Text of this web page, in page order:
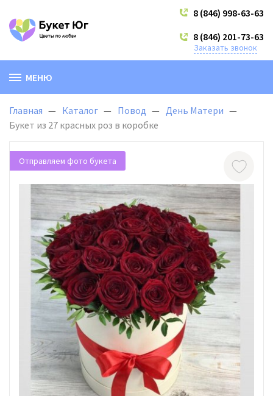
8 (846) 998-63-63
8 (846) 201-73-63
Заказать звонок
МЕНЮ
Главная Каталог Повод
День Матери
Букет из 27 красных роз в коробке
Отправляем фото букета